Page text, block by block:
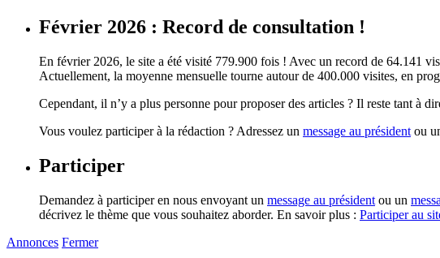
Février 2026 : Record de consultation !
En février 2026, le site a été visité 779.900 fois ! Avec un record de 64.141
Actuellement, la moyenne mensuelle tourne autour de 400.000 visites, en
Cependant, il n’y a plus personne pour proposer des articles ? Il reste tant à
Vous voulez participer à la rédaction ? Adressez un message au président ou
Participer
Demandez à participer en nous envoyant un message au président ou un
décrivez le thème que vous souhaitez aborder. En savoir plus : Participer au
Annonces Fermer